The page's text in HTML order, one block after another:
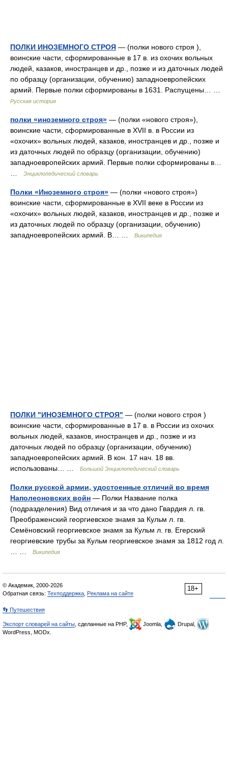
ПОЛКИ ИНОЗЕМНОГО СТРОЯ — (полки нового строя ),
воинские части, сформированные в 17 в. из охочих вольных
людей, казаков, иностранцев и др., позже и из даточных людей
по образцу (организации, обучению) западноевропейских
армий. Первые полки сформированы в 1631. Распущены… …
Русская история
полки «иноземного строя» — (полки «нового строя»),
воинские части, сформированные в XVII в. в России из
«охочих» вольных людей, казаков, иностранцев и др., позже и
из даточных людей по образцу (организации, обучению)
западноевропейских армий. Первые полки сформированы в…
Энциклопедический словарь
Полки «Иноземного строя» — (полки «нового строя»)
воинские части, сформированные в XVII веке в России из
«охочих» вольных людей, казаков, иностранцев и др., позже и
из даточных людей по образцу (организации, обучению)
западноевропейских армий. В… …
Википедия
ПОЛКИ "ИНОЗЕМНОГО СТРОЯ" — (полки нового строя )
воинские части, сформированные в 17 в. в России из охочих
вольных людей, казаков, иностранцев и др., позже и из
даточных людей по образцу (организации, обучению)
западноевропейских армий. В кон. 17 нач. 18 вв.
использованы… …
Большой Энциклопедический словарь
Полки русской армии, удостоенные отличий во время
Наполеоновских войн — Полки Название полка
(подразделения) Вид отличия и за что дано Гвардия л. гв.
Преображенский георгиевское знамя за Кульм л. гв.
Семёновский георгиевское знамя за Кульм л. гв. Егерский
георгиевские трубы за Кульм георгиевское знамя за 1812 год л.
Википедия
18+
© Академик, 2000-2026
Обратная связь: Техподдержка Реклама на сайте
👣 Путешествия
Экспорт словарей на сайты , сделанные на PHP, Joomla,
Drupal,
WordPress, MODx.